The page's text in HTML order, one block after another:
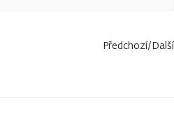
Předchozí/Další